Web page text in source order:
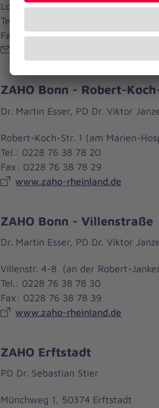
Loestraße 9-11, 53113 Bonn
Tel.: 0228 446400-0
Fax: 0228 446400-999
ZAHO Bonn - Robert-
Dr. Martin Esser, PD Dr. Viktor
Robert-Koch-Str. 1 (am Marien-
Tel.: 0228 76 38 78 20
Fax: 0228 76 38 78 29
www.zaho-rheinland.de
ZAHO Bonn - Villenstraße
Dr. Martin Esser, PD Dr. Viktor
Villenstr. 4-8 (an der Robert-
Tel.: 0228 76 38 78 30
Fax: 0228 76 38 78 39
www.zaho-rheinland.de
ZAHO Erftstadt
PD Dr. Sebastian Stier
Münchweg 1, 50374 Erftstadt